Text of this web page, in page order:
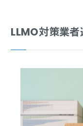
LLMO対策業者